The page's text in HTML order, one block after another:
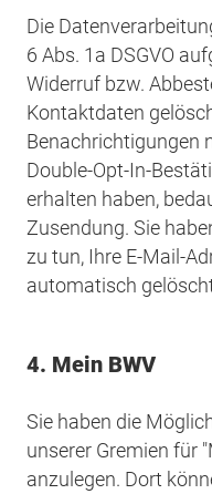
Die
6 Abs. 1a DSGVO
Widerruf bzw.
Kontaktdaten
Benachrichtigungen
Double-Opt-In-
erhalten haben,
Zusendung. Sie
zu tun, Ihre E-Mail-
automatisch
4. Mein BWV
Sie haben die
unserer Gremien für
anzulegen. Dort